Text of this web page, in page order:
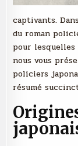
captivants.
du roman
pour lesquelles
nous vous
policiers
résumé